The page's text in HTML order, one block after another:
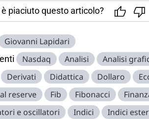
è piaciuto questo articolo?
Giovanni Lapidari
Nasdaq Analisi Analisi
Derivati Didattica Dollaro
reserve
Fib Fibonacci
e oscillatori
Indici Indici